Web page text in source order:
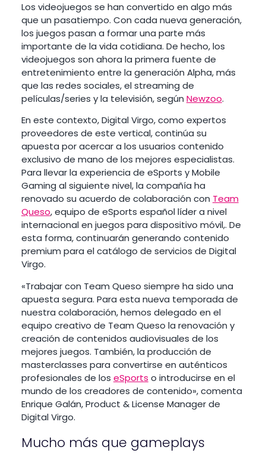
Los videojuegos se han convertido en algo más
que un pasatiempo. Con cada nueva generación,
los juegos pasan a formar una parte más
importante de la vida cotidiana. De hecho, los
videojuegos son ahora la primera fuente de
entretenimiento entre la generación Alpha, más
que las redes sociales, el streaming de
películas/series y la televisión, según Newzoo.
En este contexto, Digital Virgo, como expertos
proveedores de este vertical, continúa su
apuesta por acercar a los usuarios contenido
exclusivo de mano de los mejores especialistas.
Para llevar la experiencia de eSports y Mobile
Gaming al siguiente nivel, la compañía ha
renovado su acuerdo de colaboración con Team
Queso, equipo de eSports español líder a nivel
internacional en juegos para dispositivo móvil,. De
esta forma, continuarán generando contenido
premium para el catálogo de servicios de Digital
Virgo.
«Trabajar con Team Queso siempre ha sido una
apuesta segura. Para esta nueva temporada de
nuestra colaboración, hemos delegado en el
equipo creativo de Team Queso la renovación y
creación de contenidos audiovisuales de los
mejores juegos. También, la producción de
masterclasses para convertirse en auténticos
profesionales de los eSports o introducirse en el
mundo de los creadores de contenido», comenta
Enrique Galán, Product & License Manager de
Digital Virgo.
Mucho más que gameplays